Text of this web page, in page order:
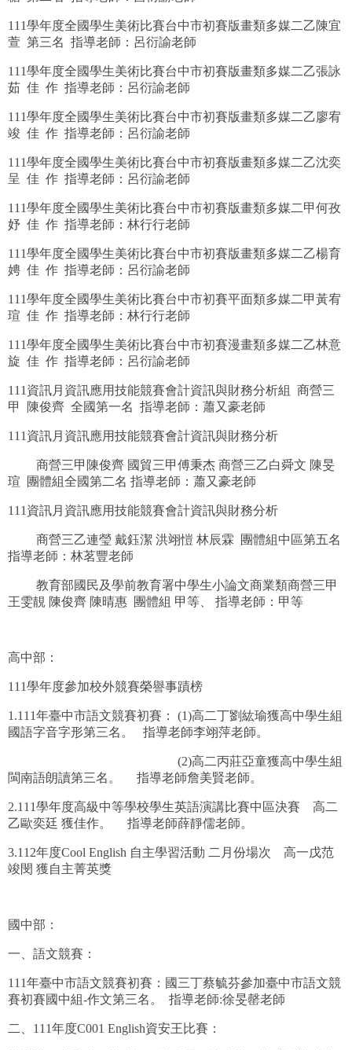
恭賀 江品臻 逢甲大學 土地管理學系
恭賀 洪恩仟 東海大學 畜產與生物科技學系
恭賀 廖錫鴻 東海大學 法律學系
恭賀 陳禺安 元智大學 化學工程與材料科學學系
恭賀 郭芸希 中原大學 商業設計學系商業設計組乙類
恭賀 宋彥辰 東吳大學 物理學系
恭賀 曾敬廷 東吳大學 企業管理學系
恭賀 林以喆 東吳大學 經濟學系
恭賀 徐熙桓 輔仁大學 歷史學系
恭賀 賴韋佳 輔仁大學 經濟學系
恭賀 林加量 中山醫學大學 醫學檢驗暨生物技術學系
恭賀 廖毓琪 高雄醫學大學 醫藥暨應用化學系醫藥化
恭賀 林函靜 臺北醫學大學 護理學系
恭賀 陳宥慈 國立金門大學 國際暨大陸事務學系
恭賀 林育嶔 國立臺東大學 資訊工程學系
恭賀 李安侑 國立屏東大學 不動產經營學系
恭賀 林禹晴 國立高雄大學 化學工程及材料工程學系
恭賀 王堉倫 國立聯合大學 文化觀光產業學系
恭賀 洪子岳 國立嘉義大學 應用化學系
恭賀 陳凱欣 國立嘉義大學 農藝學系
恭賀 謝安政 國立嘉義大學 土木與水資源工程學系
恭賀 廖子頤 國立臺南大學 資訊工程學系
恭賀 黃子銓 國立高雄師範大學 物理學系
恭賀 呂晏甄 國立彰化師範大學 會計學系
111學年度全國學生美術比賽台中市初賽版畫類多媒二乙陳宜
萱 第三名 指導老師：呂衍諭老師
111學年度全國學生美術比賽台中市初賽版畫類多媒二乙張詠
茹 佳 作 指導老師：呂衍諭老師
111學年度全國學生美術比賽台中市初賽版畫類多媒二乙廖宥
竣 佳 作 指導老師：呂衍諭老師
111學年度全國學生美術比賽台中市初賽版畫類多媒二乙沈奕
呈 佳 作 指導老師：呂衍諭老師
111學年度全國學生美術比賽台中市初賽版畫類多媒二甲何孜
妤 佳 作 指導老師：林行行老師
111學年度全國學生美術比賽台中市初賽版畫類多媒二乙楊育
娉 佳 作 指導老師：呂衍諭老師
111學年度全國學生美術比賽台中市初賽平面類多媒二甲黃宥
瑄 佳 作 指導老師：林行行老師
111學年度全國學生美術比賽台中市初賽漫畫類多媒二乙林意
旋 佳 作 指導老師：呂衍諭老師
111資訊月資訊應用技能競賽會計資訊與財務分析組 商營三
甲 陳俊齊 全國第一名 指導老師：蕭又豪老師
111資訊月資訊應用技能競賽會計資訊與財務分析
商營三甲陳俊齊 國貿三甲傅秉杰 商營三乙白舜文 陳旻
瑄 團體組全國第二名 指導老師：蕭又豪老師
111資訊月資訊應用技能競賽會計資訊與財務分析
商營三乙連瑩 戴鈺潔 洪翊愷 林辰霖 團體組中區第五名
指導老師：林茗豐老師
教育部國民及學前教育署中學生小論文商業類商營三甲
王雯靚 陳俊齊 陳晴惠 團體組 甲等、 指導老師：甲等
高中部：
111學年度參加校外競賽榮譽事蹟榜
1.111年臺中市語文競賽初賽： (1)高二丁劉紘瑜獲高中學生組
國語字音字形第三名。 指導老師李翊萍老師。
(2)高二丙莊亞童獲高中學生組
閩南語朗讀第三名。 指導老師詹美賢老師。
2.111學年度高級中等學校學生英語演講比賽中區決賽 高二
乙歐奕廷 獲佳作。 指導老師薛靜儒老師。
3.112年度Cool English 自主學習活動 二月份場次 高一戊范
竣閔 獲自主菁英獎
國中部：
一、語文競賽：
111年臺中市語文競賽初賽：國三丁蔡毓芬參加臺中市語文競
賽初賽國中組-作文第三名。 指導老師:徐旻罄老師
二、111年度C001 English資安王比賽：